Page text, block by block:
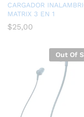
CARGADOR
MATRIX 3 EN 1
$25,00
Out Of